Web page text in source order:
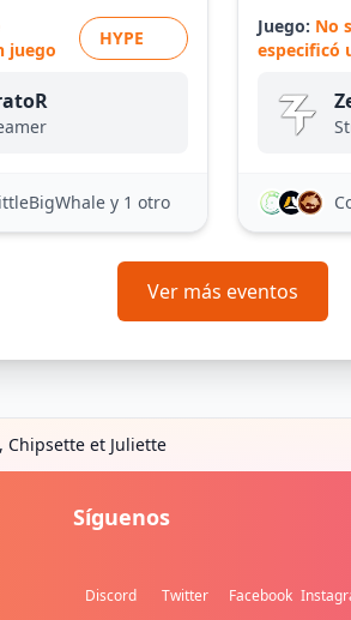
juego
HYPE
y 1 otro
Juego: No
especificó
Ver más eventos
Chipsette et Juliette
Síguenos
Discord Twitter Facebook